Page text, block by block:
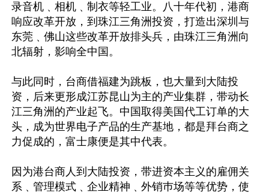
录音机﹑相机﹑制衣等轻工业。八十年代初，港商
响应改革开放，到珠江三角洲投资，打造出深圳与
东莞﹑佛山这些改革开放排头兵，由珠江三角洲向
北辐射，影响全中国。
与此同时，台商借福建为跳板，也大量到大陆投
资，后来更形成江苏昆山为主的产业集群，带动长
江三角洲的产业起飞。中国取得美国代工订单的大
头，成为世界电子产品的生产基地，都是拜台商之
力促成的，富士康便是其中代表。
因为港台商人到大陆投资，带进资本主义的雇佣关
系﹑管理模式﹑企业精神﹑外销巿场等等优势，使